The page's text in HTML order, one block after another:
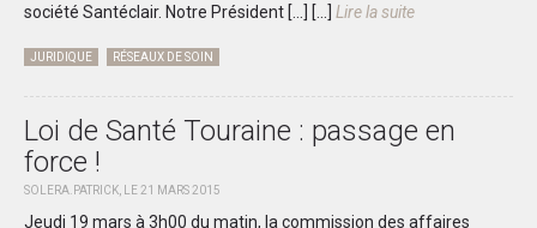
société Santéclair. Notre Président […]
[...] Lire la suite
JURIDIQUE RÉSEAUX DE SOIN
Loi de Santé Touraine : passage en
force !
SOLERA.PATRICK, LE 21 MARS 2015
Jeudi 19 mars à 3h00 du matin, la commission des affaires